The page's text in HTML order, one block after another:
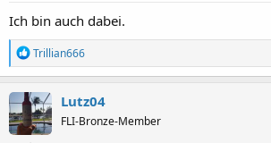
:
Ich bin auch dabei.
R
e
a
k
t
i
o
Trillian666
Lutz04
FLI-Bronze-Member